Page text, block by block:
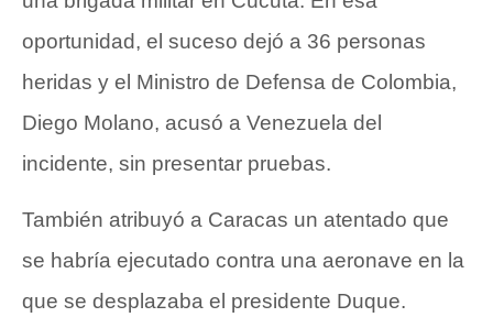
oportunidad, el suceso dejó a 36 personas
heridas y el Ministro de Defensa de Colombia,
Diego Molano, acusó a Venezuela del
incidente, sin presentar pruebas.
También atribuyó a Caracas un atentado que
se habría ejecutado contra una aeronave en la
que se desplazaba el presidente Duque.